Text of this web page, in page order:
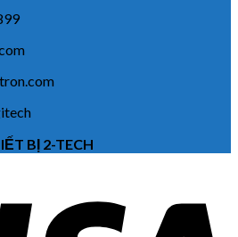
BỊ 2-TECH